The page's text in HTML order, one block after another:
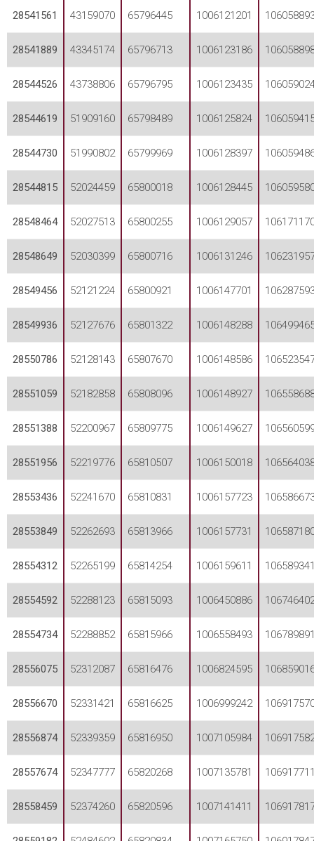
28541561 43159070 65796445 1006121201
28541889 43345174 65796713 1006123186
28544526 43738806 65796795 1006123435
28544619 51909160 65798489 1006125824
28544730 51990802 65799969 1006128397
28544815 52024459 65800018 1006128445
28548464 52027513 65800255 1006129057
28548649 52030399 65800716 1006131246
28549456 52121224 65800921 1006147701
28549936 52127676 65801322 1006148288
28550786 52128143 65807670 1006148586
28551059 52182858 65808096 1006148927
28551388 52200967 65809775 1006149627
28551956 52219776 65810507 1006150018
28553436 52241670 65810831 1006157723
28553849 52262693 65813966 1006157731
28554312 52265199 65814254 1006159611
28554592 52288123 65815093 1006450886
28554734 52288852 65815966 1006558493
28556075 52312087 65816476 1006824595
28556670 52331421 65816625 1006999242
28556874 52339359 65816950 1007105984
28557674 52347777 65820268 1007135781
28558459 52374260 65820596 1007141411